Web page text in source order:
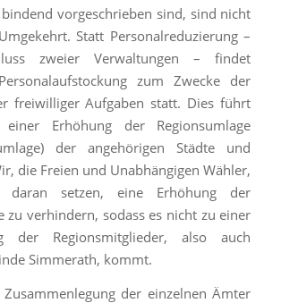
bindend vorgeschrieben sind, sind nicht
Statt Personalreduzierung –
zweier Verwaltungen – findet
zum Zwecke der
freiwilliger Aufgaben statt. Dies führt
Erhöhung der Regionsumlage
der angehörigen Städte und
die Freien und Unabhängigen Wähler,
daran setzen, eine Erhöhung der
zu verhindern, sodass es nicht zu einer
der Regionsmitglieder, also auch
Simmerath, kommt.
der einzelnen Ämter